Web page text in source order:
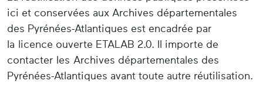
ici et conservées aux Archives départementales
des Pyrénées-Atlantiques est encadrée par
la licence ouverte ETALAB 2.0. Il importe de
contacter les Archives départementales des
Pyrénées-Atlantiques avant toute autre réutilisation.